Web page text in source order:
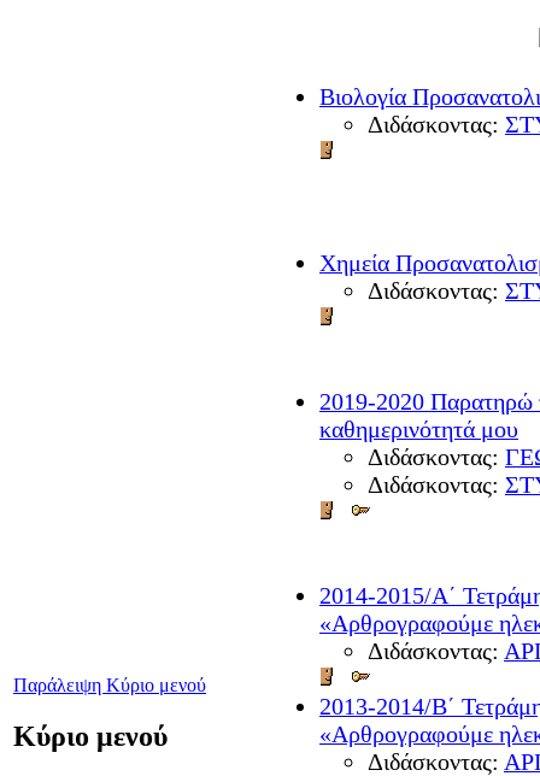
Παράλειψη Κύριο μενού
Κύριο μενού
Βιολογία
Διδάσκοντας:
Χημεία
Διδάσκοντας:
2019-2020 Παρατηρώ
καθημερινότητά μου
Διδάσκοντας:
Διδάσκοντας:
2014-2015/A΄
«Αρθρογραφούμε
Διδάσκοντας:
2013-2014/Β΄
«Αρθρογραφούμε
Διδάσκοντας: